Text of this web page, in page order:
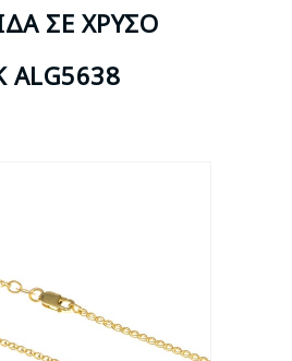
ΣΕ ΧΡΥΣΌ
ALG5638